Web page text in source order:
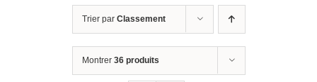
Trier par Classement
Montrer 36 produits